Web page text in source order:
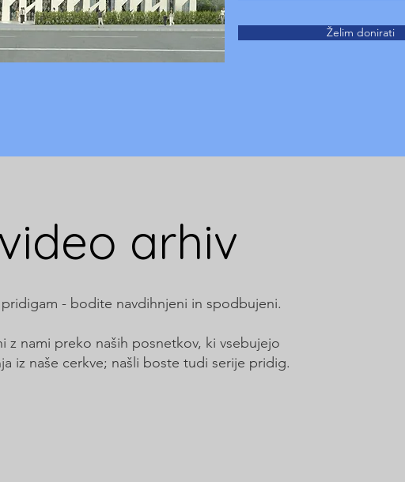
Želim donirati
arhiv
pridigam - bodite navdihnjeni in spodbujeni.
z nami preko naših posnetkov, ki vsebujejo
iz naše cerkve; našli boste tudi serije pridig.